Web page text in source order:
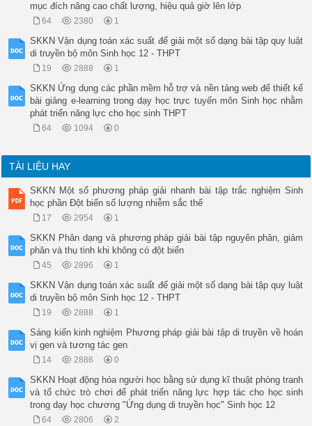
mục đích nâng cao chất lượng, hiệu quả giờ lên lớp
64 2380 1
SKKN Vận dụng toán xác suất để giải một số dạng bài tập quy luật
di truyền bộ môn Sinh học 12 - THPT
19 2888 1
SKKN Ứng dụng các phần mềm hỗ trợ và nền tảng web để thiết kế
bài giảng e-learning trong dạy học trực tuyến môn Sinh học nhằm
phát triển năng lực cho học sinh THPT
64 1094 0
TÀI LIỆU HAY
SKKN Một số phương pháp giải nhanh bài tập trắc nghiệm Sinh
học phần Đột biến số lượng nhiễm sắc thể
17 2954 1
SKKN Phân dạng và phương pháp giải bài tập nguyên phân, giảm
phân và thụ tinh khi không có đột biến
45 2896 1
SKKN Vận dụng toán xác suất để giải một số dạng bài tập quy luật
di truyền bộ môn Sinh học 12 - THPT
19 2888 1
Sáng kiến kinh nghiệm Phương pháp giải bài tập di truyền về hoán
vị gen và tương tác gen
14 2886 0
SKKN Hoạt động hóa người học bằng sử dụng kĩ thuật phòng tranh
và tổ chức trò chơi để phát triển năng lực hợp tác cho học sinh
trong dạy học chương "Ứng dụng di truyền học" Sinh học 12
64 2806 2